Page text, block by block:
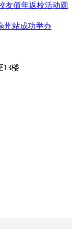
友值年返校活动圆
州站成功举办
13楼